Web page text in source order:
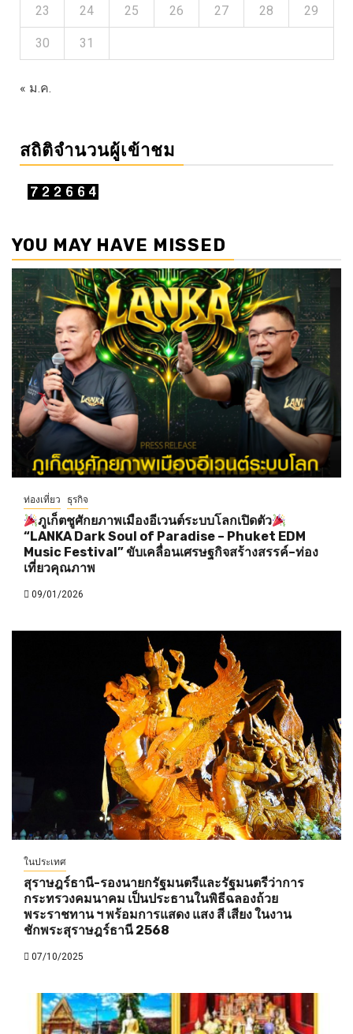
23 24 25 26 27 28 29
30 31
« ม.ค.
สถิติจำนวนผู้เข้าชม
YOU MAY HAVE MISSED
ท่องเที่ยว ธุรกิจ
ภูเก็ตชูศักยภาพเมืองอีเวนต์ระบบโลกเปิดตัว
“LANKA Dark Soul of Paradise – Phuket EDM
Music Festival” ขับเคลื่อนเศรษฐกิจสร้างสรรค์–ท่อง
เที่ยวคุณภาพ
09/01/2026
ในประเทศ
สุราษฎร์ธานี-รองนายกรัฐมนตรีและรัฐมนตรีว่าการ
กระทรวงคมนาคม เป็นประธานในพิธีฉลองถ้วย
พระราชทาน ฯ พร้อมการแสดง แสง สี เสียง ในงาน
ชักพระสุราษฎร์ธานี 2568
07/10/2025